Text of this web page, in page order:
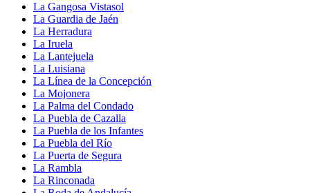
La Gangosa Vistasol
La Guardia de Jaén
La Herradura
La Iruela
La Lantejuela
La Luisiana
La Línea de la Concepción
La Mojonera
La Palma del Condado
La Puebla de Cazalla
La Puebla de los Infantes
La Puebla del Río
La Puerta de Segura
La Rambla
La Rinconada